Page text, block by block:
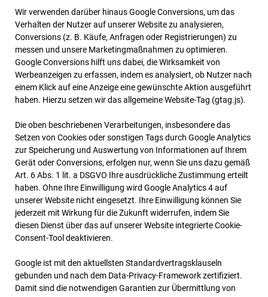
Wir verwenden darüber hinaus Google Conversions, um das
Verhalten der Nutzer auf unserer Website zu analysieren,
Conversions (z. B. Käufe, Anfragen oder Registrierungen) zu
messen und unsere Marketingmaßnahmen zu optimieren.
Google Conversions hilft uns dabei, die Wirksamkeit von
Werbeanzeigen zu erfassen, indem es analysiert, ob Nutzer nach
einem Klick auf eine Anzeige eine gewünschte Aktion ausgeführt
haben. Hierzu setzen wir das allgemeine Website-Tag (gtag.js).
Die oben beschriebenen Verarbeitungen, insbesondere das
Setzen von Cookies oder sonstigen Tags durch Google Analytics
zur Speicherung und Auswertung von Informationen auf Ihrem
Gerät oder Conversions, erfolgen nur, wenn Sie uns dazu gemäß
Art. 6 Abs. 1 lit. a DSGVO Ihre ausdrückliche Zustimmung erteilt
haben. Ohne Ihre Einwilligung wird Google Analytics 4 auf
unserer Website nicht eingesetzt. Ihre Einwilligung können Sie
jederzeit mit Wirkung für die Zukunft widerrufen, indem Sie
diesen Dienst über das auf unserer Website integrierte Cookie-
Consent-Tool deaktivieren.
Google ist mit den aktuellsten Standardvertragsklauseln
gebunden und nach dem Data-Privacy-Framework zertifiziert.
Damit sind die notwendigen Garantien zur Übermittlung von